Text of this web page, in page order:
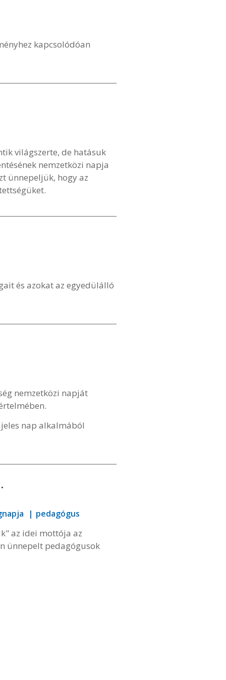
kapcsolódóan
világszerte, de hatásuk
nemzetközi napja
ünnepeljük, hogy az
és azokat az egyedülálló
nemzetközi napját
nap alkalmából
pedagógus
az idei mottója az
ünnepelt pedagógusok